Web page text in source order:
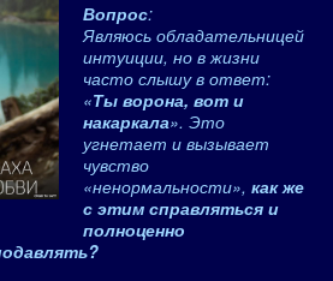
Вопрос:
Являюсь обладательницей
интуиции, но в жизни
часто слышу в ответ:
«Ты ворона, вот и
накаркала». Это
угнетает и вызывает
чувство
«ненормальности», как же
с этим справляться и
полноценно